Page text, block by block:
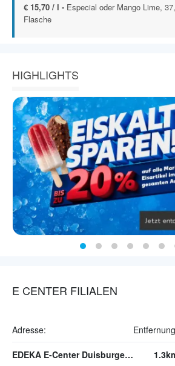
€ 15,70 / l - Especial oder Mango Lime,
Flasche
HIGHLIGHTS
E CENTER FILIALEN
Adresse:
EDEKA E-Center Duisburger Straße